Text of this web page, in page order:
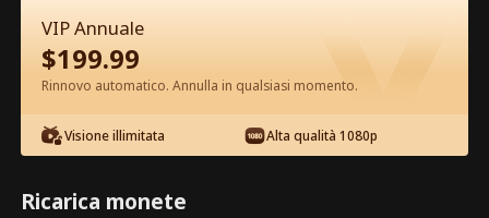
l'Erede Film completo
1-50 51-80 Tutti gli episodi
53 54 56
VIP Annuale
$199.99
Rinnovo automatico. Annulla in qualsiasi momento.
Visione illimitata Alta qualità 1080p
Ricarica monete